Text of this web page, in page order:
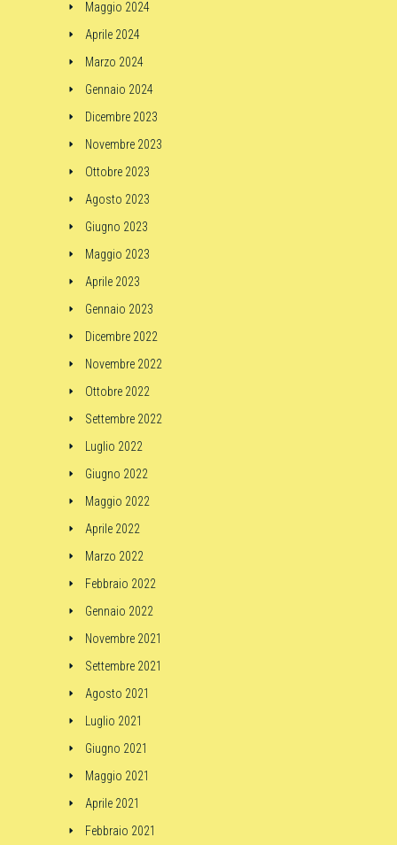
Maggio 2024
Aprile 2024
Marzo 2024
Gennaio 2024
Dicembre 2023
Novembre 2023
Ottobre 2023
Agosto 2023
Giugno 2023
Maggio 2023
Aprile 2023
Gennaio 2023
Dicembre 2022
Novembre 2022
Ottobre 2022
Settembre 2022
Luglio 2022
Giugno 2022
Maggio 2022
Aprile 2022
Marzo 2022
Febbraio 2022
Gennaio 2022
Novembre 2021
Settembre 2021
Agosto 2021
Luglio 2021
Giugno 2021
Maggio 2021
Aprile 2021
Febbraio 2021